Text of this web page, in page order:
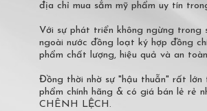
địa chỉ mua sắm mỹ phẩm uy tín
Với sự phát triển không ngừng trong
ngoài nước đồng loạt ký hợp đồng
phẩm chất lượng, hiệu quả và an
Đồng thời nhờ sự "hậu thuẫn" rất
phẩm chính hãng & có giá bán lẻ
CHÊNH LỆCH.